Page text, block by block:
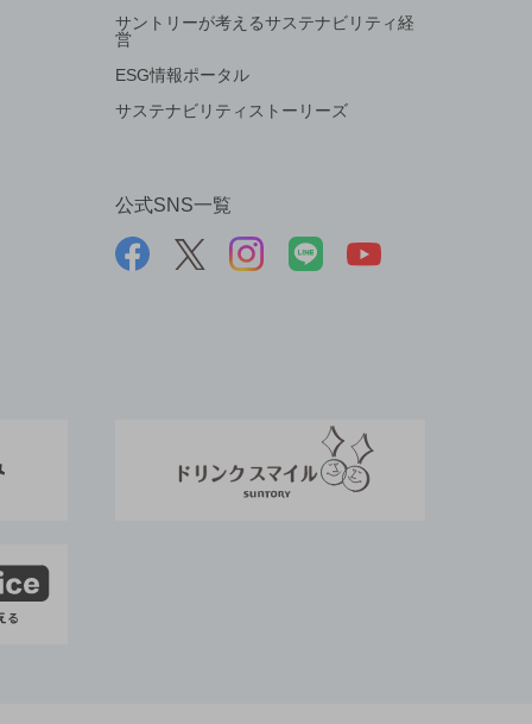
サントリーが考えるサステナビリティ経
営
ESG情報ポータル
サステナビリティストーリーズ
公式SNS一覧